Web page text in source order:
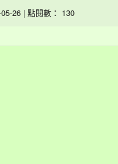
26 | 點閱數： 130